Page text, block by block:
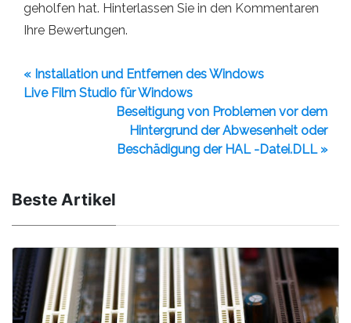
geholfen hat. Hinterlassen Sie in den Kommentaren
Ihre Bewertungen.
« Installation und Entfernen des Windows
Live Film Studio für Windows
Beseitigung von Problemen vor dem
Hintergrund der Abwesenheit oder
Beschädigung der HAL -Datei.DLL »
Beste Artikel